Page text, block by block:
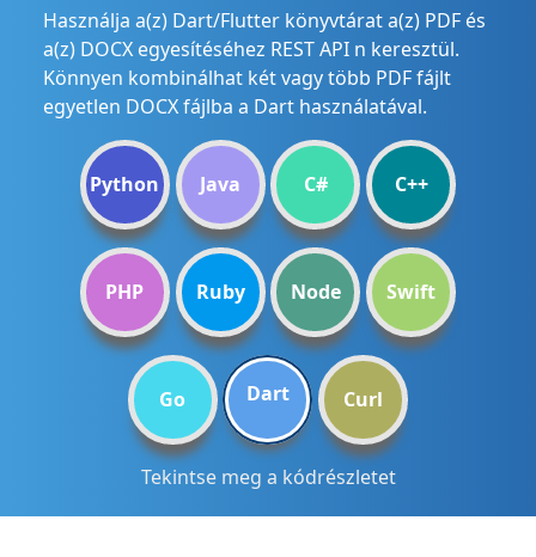
Használja a(z) Dart/Flutter könyvtárat a(z) PDF és
a(z) DOCX egyesítéséhez REST API n keresztül.
Könnyen kombinálhat két vagy több PDF fájlt
egyetlen DOCX fájlba a Dart használatával.
Python Java C# C++
PHP Ruby Node Swift
Go Dart Curl
Tekintse meg a kódrészletet